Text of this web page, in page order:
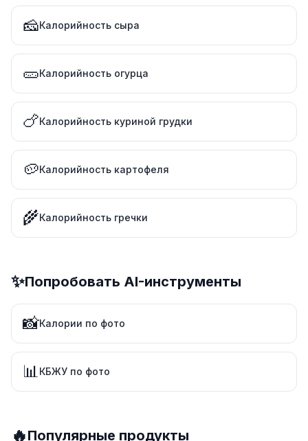
🧀Калорийность сыра
🥒Калорийность огурца
🍗Калорийность куриной грудки
🥔Калорийность картофеля
🌾Калорийность гречки
✨Попробовать AI-инструменты
📸Калории по фото
📊КБЖУ по фото
🔥Популярные продукты